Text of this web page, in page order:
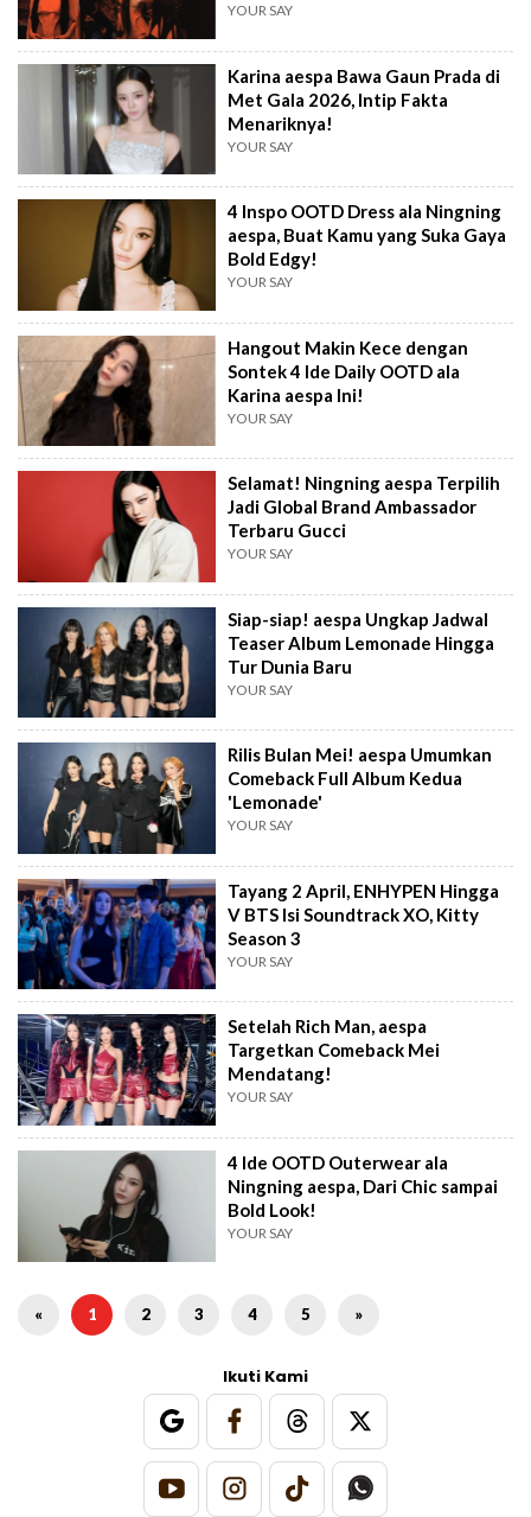
YOUR SAY
Karina aespa Bawa Gaun Prada di
Met Gala 2026, Intip Fakta
Menariknya!
YOUR SAY
4 Inspo OOTD Dress ala Ningning
aespa, Buat Kamu yang Suka Gaya
Bold Edgy!
YOUR SAY
Hangout Makin Kece dengan
Sontek 4 Ide Daily OOTD ala
Karina aespa Ini!
YOUR SAY
Selamat! Ningning aespa Terpilih
Jadi Global Brand Ambassador
Terbaru Gucci
YOUR SAY
Siap-siap! aespa Ungkap Jadwal
Teaser Album Lemonade Hingga
Tur Dunia Baru
YOUR SAY
Rilis Bulan Mei! aespa Umumkan
Comeback Full Album Kedua
'Lemonade'
YOUR SAY
Tayang 2 April, ENHYPEN Hingga
V BTS Isi Soundtrack XO, Kitty
Season 3
YOUR SAY
Setelah Rich Man, aespa
Targetkan Comeback Mei
Mendatang!
YOUR SAY
4 Ide OOTD Outerwear ala
Ningning aespa, Dari Chic sampai
Bold Look!
YOUR SAY
« 1 2 3 4 5 »
Ikuti Kami